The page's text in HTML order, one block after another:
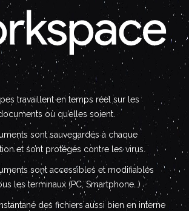
travaillent en temps réel sur les
où qu’elles soient.
sont sauvegardés à chaque
et sont protégés contre les virus.
sont accessibles et modifiables
les terminaux (PC, Smartphone…)
des fichiers aussi bien en interne